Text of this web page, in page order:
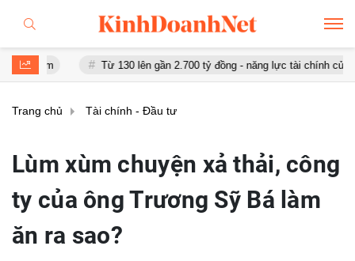
Từ 130 lên gần 2.700 tỷ đồng - năng lực tài chính của Bamboo
Trang chủ Tài chính - Đầu tư
Lùm xùm chuyện xả thải, công
ty của ông Trương Sỹ Bá làm
ăn ra sao?